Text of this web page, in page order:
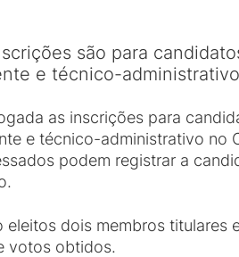
são para
e técnico-
as inscrições para
e técnico-administrativo no
podem registrar a
eleitos dois membros titulares
votos obtidos.